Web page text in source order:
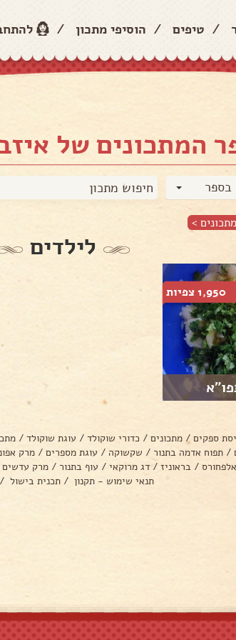
/ טיפים / הוסיפי מתכון /
המתכונים של
בספר
>
לילדים
1,950 צפיות
ספקים / מתכונים / כדורי שוקולד / עוגת שוקולד /
/ תפוח אדמה בתנור / שקשוקה / עוגת מספרים / מרק
אלפחורס / בראוניז / דג מרוקאי / עוף בתנור / מרק עדשים
תנאי שימוש - תקנון / תכנית בישול /